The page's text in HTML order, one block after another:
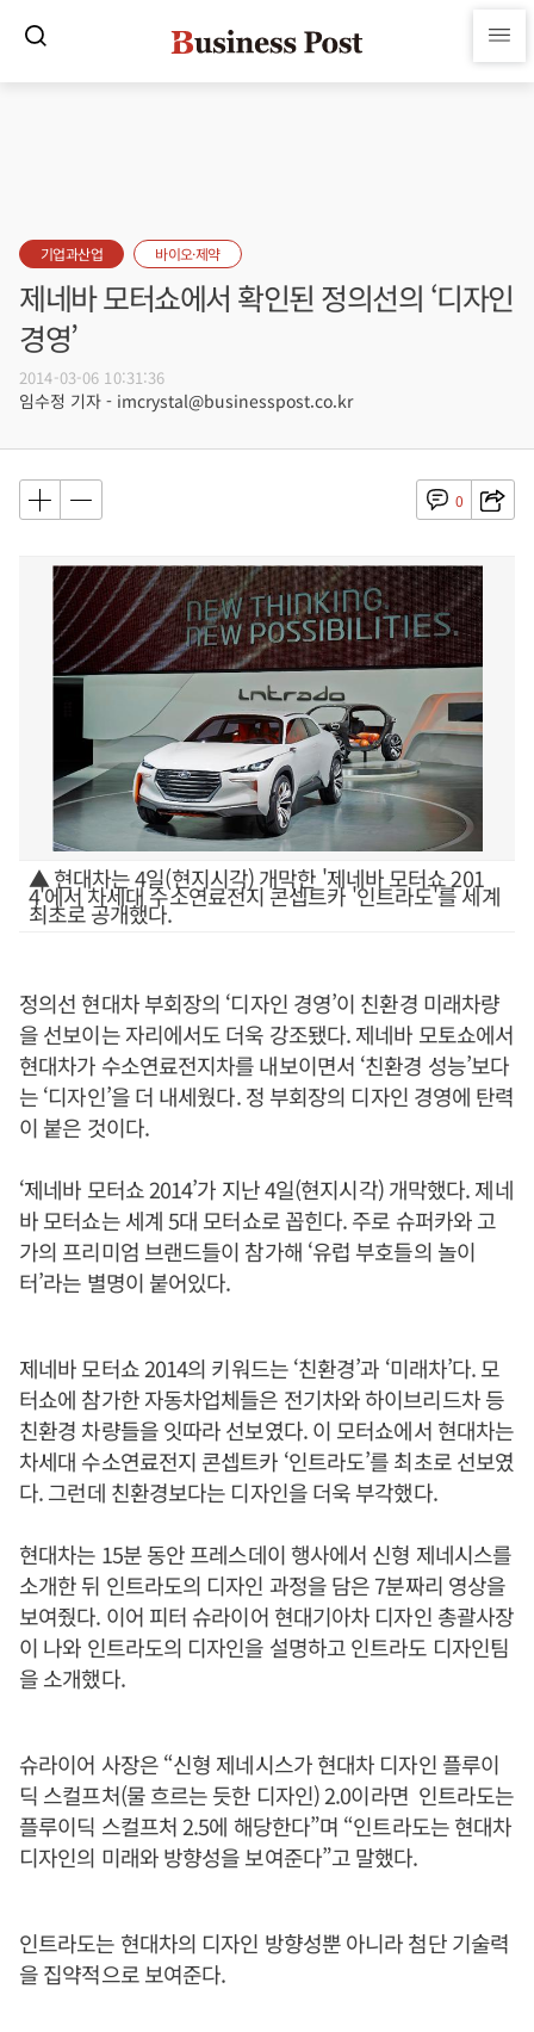
기업과산업 바이오·제약
제네바 모터쇼에서 확인된 정의선의 ‘디자인
경영’
2014-03-06 10:31:36
임수정 기자 - imcrystal@businesspost.co.kr
0
▲ 현대차는 4일(현지시각) 개막한 '제네바 모터쇼 201
4'에서 차세대 수소연료전지 콘셉트카 '인트라도'를 세계
최초로 공개했다.
정의선 현대차 부회장의 ‘디자인 경영’이 친환경 미래차량
을 선보이는 자리에서도 더욱 강조됐다. 제네바 모토쇼에서
현대차가 수소연료전지차를 내보이면서 ‘친환경 성능’보다
는 ‘디자인’을 더 내세웠다. 정 부회장의 디자인 경영에 탄력
이 붙은 것이다.
‘제네바 모터쇼 2014’가 지난 4일(현지시각) 개막했다. 제네
바 모터쇼는 세계 5대 모터쇼로 꼽힌다. 주로 슈퍼카와 고
가의 프리미엄 브랜드들이 참가해 ‘유럽 부호들의 놀이
터’라는 별명이 붙어있다.
제네바 모터쇼 2014의 키워드는 ‘친환경’과 ‘미래차’다. 모
터쇼에 참가한 자동차업체들은 전기차와 하이브리드차 등
친환경 차량들을 잇따라 선보였다. 이 모터쇼에서 현대차는
차세대 수소연료전지 콘셉트카 ‘인트라도’를 최초로 선보였
다. 그런데 친환경보다는 디자인을 더욱 부각했다.
현대차는 15분 동안 프레스데이 행사에서 신형 제네시스를
소개한 뒤 인트라도의 디자인 과정을 담은 7분짜리 영상을
보여줬다. 이어 피터 슈라이어 현대기아차 디자인 총괄사장
이 나와 인트라도의 디자인을 설명하고 인트라도 디자인팀
을 소개했다.
슈라이어 사장은 “신형 제네시스가 현대차 디자인 플루이
딕 스컬프처(물 흐르는 듯한 디자인) 2.0이라면 인트라도는
플루이딕 스컬프처 2.5에 해당한다”며 “인트라도는 현대차
디자인의 미래와 방향성을 보여준다”고 말했다.
인트라도는 현대차의 디자인 방향성뿐 아니라 첨단 기술력
을 집약적으로 보여준다.